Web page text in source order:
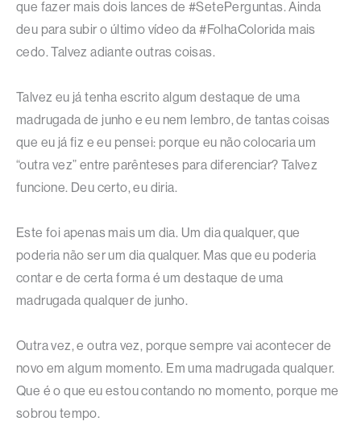
que fazer mais dois lances de #SetePerguntas. Ainda
deu para subir o último vídeo da #FolhaColorida mais
cedo. Talvez adiante outras coisas.
Talvez eu já tenha escrito algum destaque de uma
madrugada de junho e eu nem lembro, de tantas coisas
que eu já fiz e eu pensei: porque eu não colocaria um
“outra vez” entre parênteses para diferenciar? Talvez
funcione. Deu certo, eu diria.
Este foi apenas mais um dia. Um dia qualquer, que
poderia não ser um dia qualquer. Mas que eu poderia
contar e de certa forma é um destaque de uma
madrugada qualquer de junho.
Outra vez, e outra vez, porque sempre vai acontecer de
novo em algum momento. Em uma madrugada qualquer.
Que é o que eu estou contando no momento, porque me
sobrou tempo.